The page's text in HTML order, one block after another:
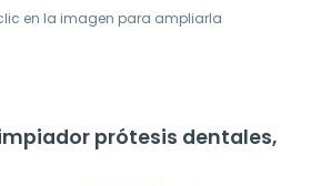
en la imagen para ampliarla
prótesis dentales,